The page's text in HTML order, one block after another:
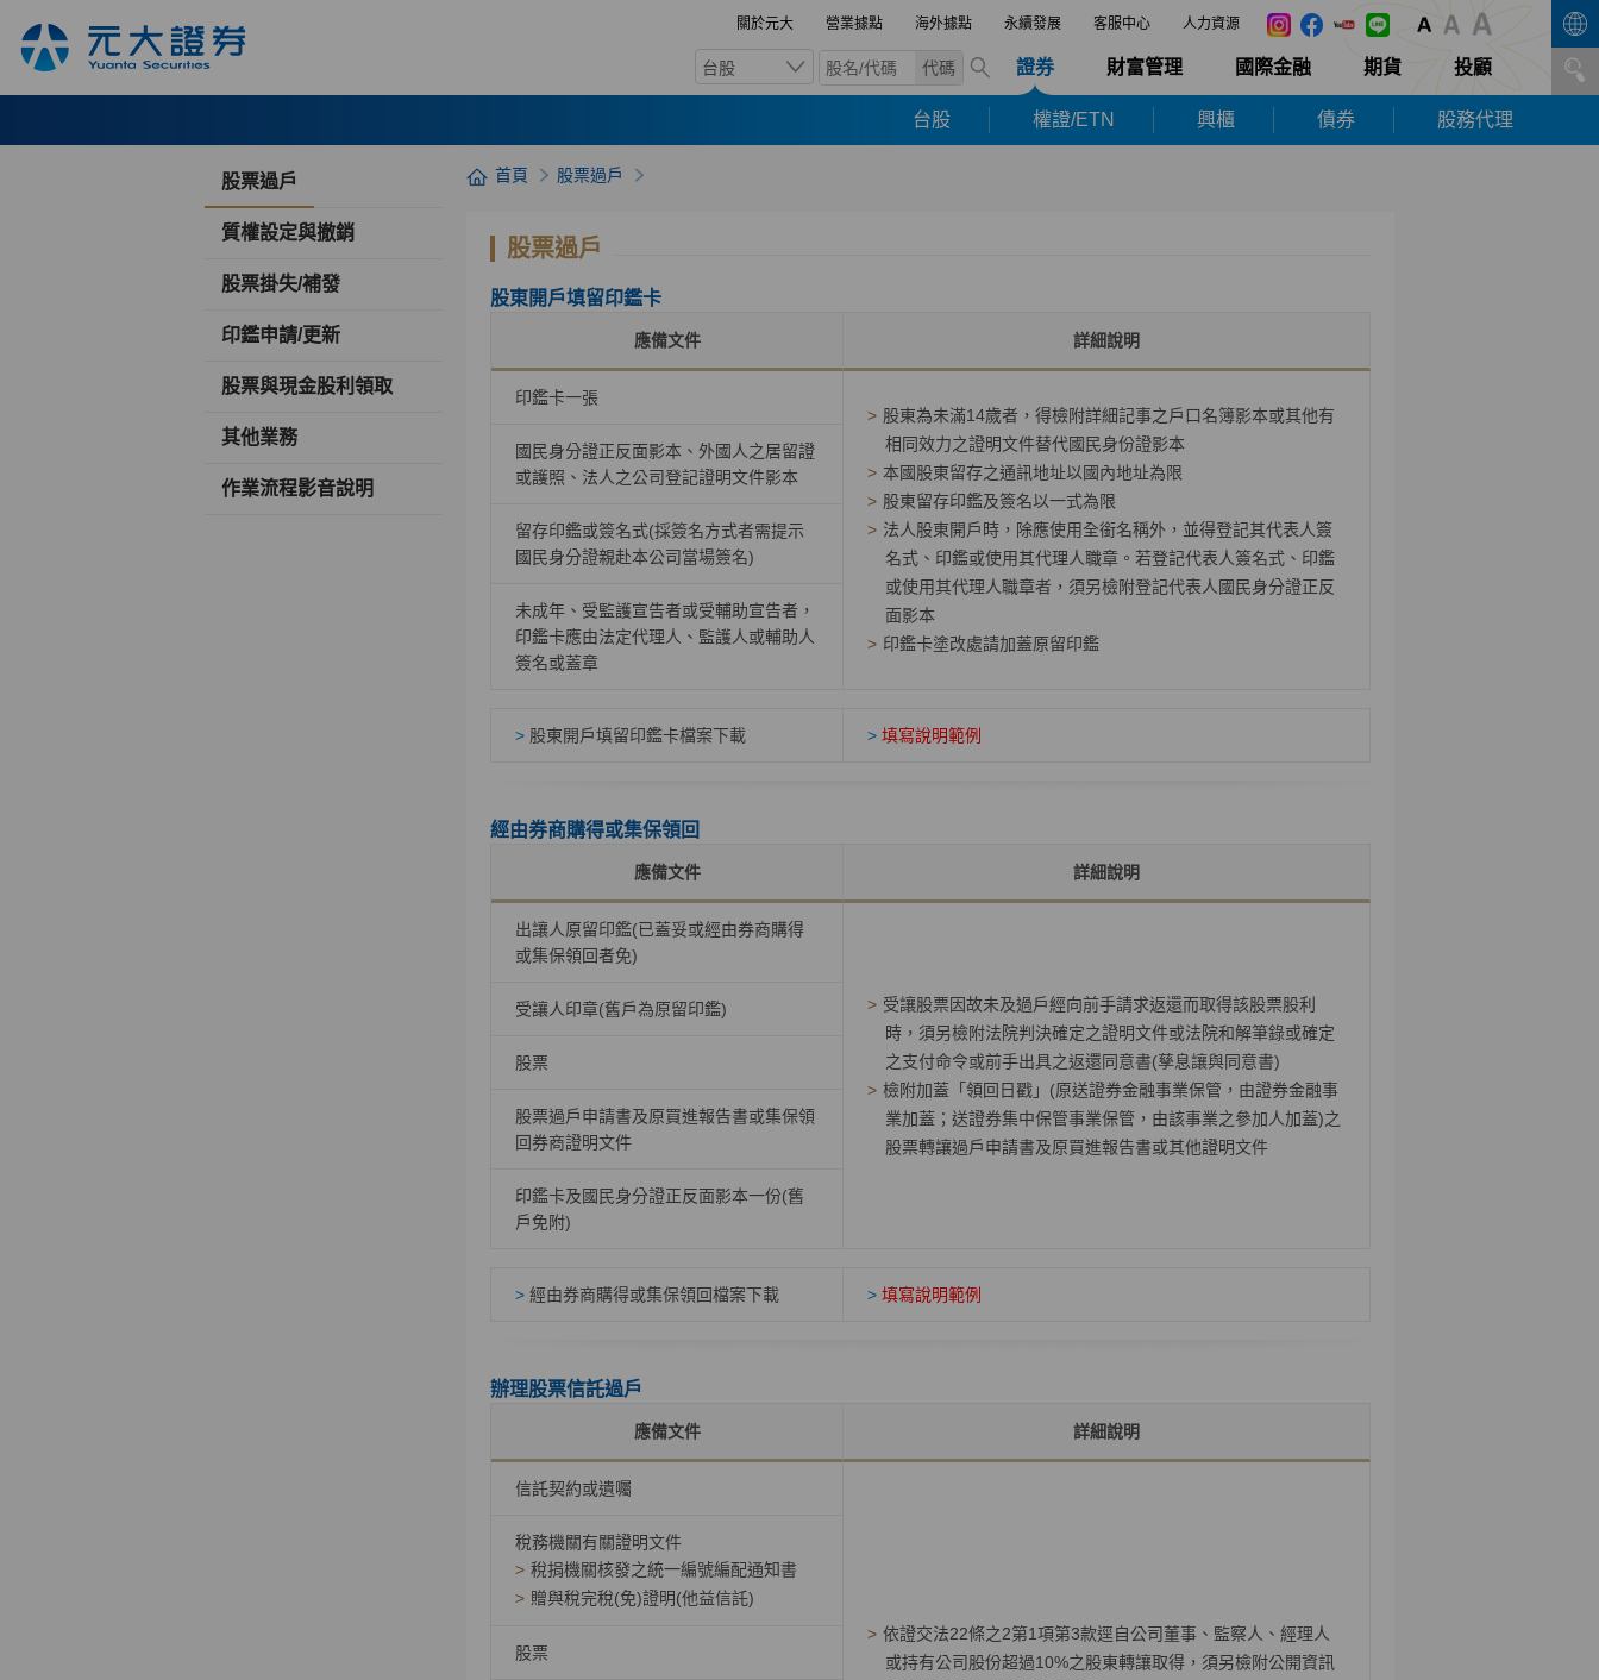
關於元大 營業據點 海外據點 永續發展 客服中心 人力資源
台股 代碼 證券 財富管理 國際金融 期貨 投顧
台股 權證/ETN 興櫃 債券 股務代理
股票過戶
質權設定與撤銷
股票掛失/補發
印鑑申請/更新
股票與現金股利領取
其他業務
作業流程影音說明
首頁 股票過戶
股票過戶
股東開戶填留印鑑卡
應備文件 詳細說明
印鑑卡一張
> 股東為未滿14歲者，得檢附詳細記事之戶口名簿影本或其他有
相同效力之證明文件替代國民身份證影本
> 本國股東留存之通訊地址以國內地址為限
> 股東留存印鑑及簽名以一式為限
> 法人股東開戶時，除應使用全銜名稱外，並得登記其代表人簽
名式、印鑑或使用其代理人職章。若登記代表人簽名式、印鑑
或使用其代理人職章者，須另檢附登記代表人國民身分證正反
面影本
> 印鑑卡塗改處請加蓋原留印鑑
國民身分證正反面影本、外國人之居留證
或護照、法人之公司登記證明文件影本
留存印鑑或簽名式(採簽名方式者需提示
國民身分證親赴本公司當場簽名)
未成年、受監護宣告者或受輔助宣告者，
印鑑卡應由法定代理人、監護人或輔助人
簽名或蓋章
> 股東開戶填留印鑑卡檔案下載 > 填寫說明範例
經由券商購得或集保領回
應備文件 詳細說明
出讓人原留印鑑(已蓋妥或經由券商購得
或集保領回者免)
> 受讓股票因故未及過戶經向前手請求返還而取得該股票股利
時，須另檢附法院判決確定之證明文件或法院和解筆錄或確定
之支付命令或前手出具之返還同意書(孳息讓與同意書)
> 檢附加蓋「領回日戳」(原送證券金融事業保管，由證券金融事
業加蓋；送證券集中保管事業保管，由該事業之參加人加蓋)之
股票轉讓過戶申請書及原買進報告書或其他證明文件
受讓人印章(舊戶為原留印鑑)
股票
股票過戶申請書及原買進報告書或集保領
回券商證明文件
印鑑卡及國民身分證正反面影本一份(舊
戶免附)
> 經由券商購得或集保領回檔案下載 > 填寫說明範例
辦理股票信託過戶
應備文件 詳細說明
信託契約或遺囑
> 依證交法22條之2第1項第3款逕自公司董事、監察人、經理人
或持有公司股份超過10%之股東轉讓取得，須另檢附公開資訊
稅務機關有關證明文件
> 稅捐機關核發之統一編號編配通知書
> 贈與稅完稅(免)證明(他益信託)
股票